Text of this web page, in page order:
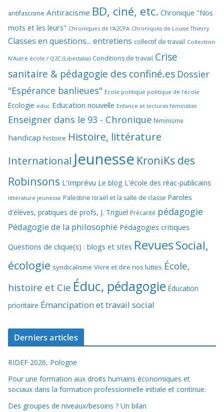
antifascisme Antiracisme BD, ciné, etc. Chronique "Nos
mots et les leurs" Chroniques de l'A2CPA Chroniques de Louise Thierry
Classes en questions... entretiens collectif de travail Collection
N'Autre école / Q2C (Libertalia) Conditions de travail Crise
sanitaire & pédagogie des confiné.es Dossier
"Espérance banlieues" Ecole politique politique de l'école
Ecologie educ Education nouvelle Enfance et lectures féministes
Enseigner dans le 93 - Chronique féminisme
handicap histoire Histoire, littérature
International Jeunesse KroniKs des
Robinsons L'Imprévu Le blog L'école des réac-publicains
littérature jeunesse Palestine Israël et la salle de classe Paroles
d'élèves, pratiques de profs, J. Triguel Précarité pédagogie
Pédagogie de la philosophie Pédagogies critiques
Questions de clique(s) : blogs et sites RevuesSocial,
écologie syndicalisme Vivre et dire nos luttes École,
histoire et Cie Éduc, pédagogie Éducation
prioritaire Émancipation et travail social
Derniers articles
RIDEF 2026, Pologne
Pour une formation aux droits humains économiques et
sociaux dans la formation professionnelle initiale et continue.
Des groupes de niveaux/besoins ? Un bilan